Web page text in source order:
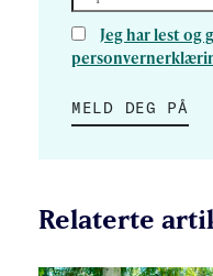
Jeg har lest og
MELD DEG PÅ
Relaterte